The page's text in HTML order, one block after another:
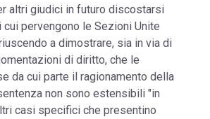
altri giudici in futuro discostarsi
pervengono le Sezioni Unite
a dimostrare, sia in via di
di diritto, che le
da cui parte il ragionamento della
non sono estensibili "in
casi specifici che presentino